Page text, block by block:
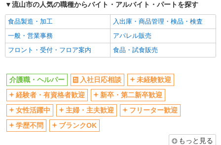
昇給あり
完全週休2日制
フルタイム歓迎
禁煙・分煙
駅直結・駅チカ
車通勤OK
バイク通勤OK
自転車通勤OK
社会保険あり
産休・育休取得実績あり
退職金・財形貯蓄制度あり
各種手当（家族・役職・インセン
ティブなど）あり
制服貸与
研修制度あり
資格取得支援制度あり
流山市の人気の職種からバイト・アルバイト・パートを探す
食品製造・加工
入出庫・商品管理・検品・検査
一般・営業事務
アパレル販売
フロント・受付・フロア案内
食品・試食販売
介護職・ヘルパー 入社日応相談
未経験歓迎
経験者・有資格者歓迎
新卒・第二新卒歓迎
女性活躍中
主婦・主夫歓迎
フリーター歓迎
学歴不問
ブランクOK
もっと見る